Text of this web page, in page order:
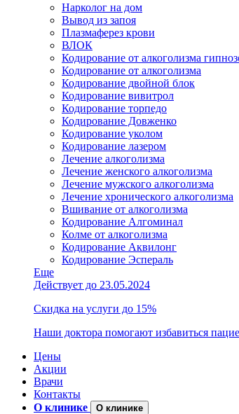
Нарколог на дом
Вывод из запоя
Плазмаферез крови
ВЛОК
Кодирование от алкоголизма
Кодирование от алкоголизма
Кодирование двойной блок
Кодирование вивитрол
Кодирование торпедо
Кодирование Довженко
Кодирование уколом
Кодирование лазером
Лечение алкоголизма
Лечение женского алкоголизма
Лечение мужского алкоголизма
Лечение хронического алкоголизма
Вшивание от алкоголизма
Кодирование Алгоминал
Колме от алкоголизма
Кодирование Аквилонг
Кодирование Эспераль
Еще
Действует до 23.05.2024
Скидка на услуги до 15%
Наши доктора помогают избавиться
Цены
Акции
Врачи
Контакты
О клинике
О клинике